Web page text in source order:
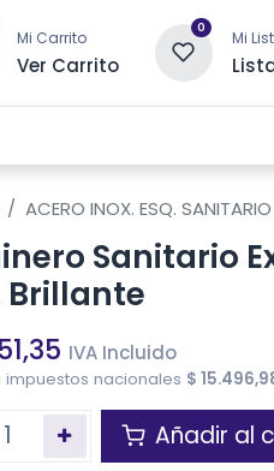
Mi Carrito
Ver Carrito
0 Mi
ACERO INOX. ESQ.
Sanitario
Brillante
IVA Incluido
impuestos nacionales $
Añadir al